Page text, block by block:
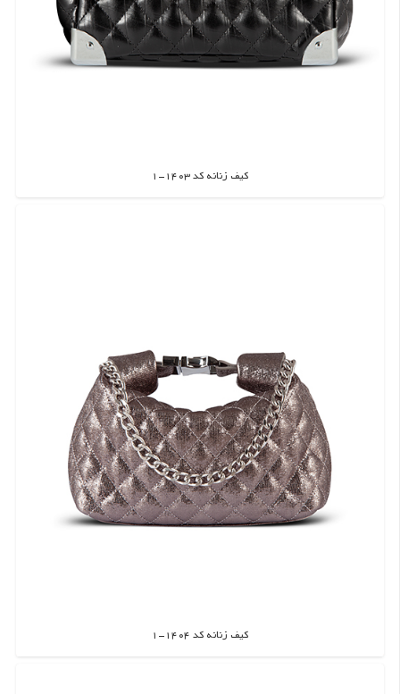
کیف زنانه کد 1403-1
اطلاعات بیشتر
کیف زنانه کد 1404-1
اطلاعات بیشتر